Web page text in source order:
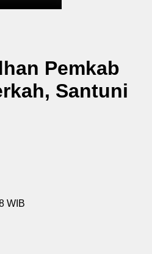
Pemkab
Santuni
WIB